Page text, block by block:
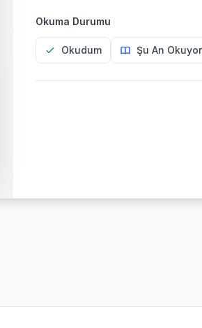
Okuma Durumu
Okudum Şu An